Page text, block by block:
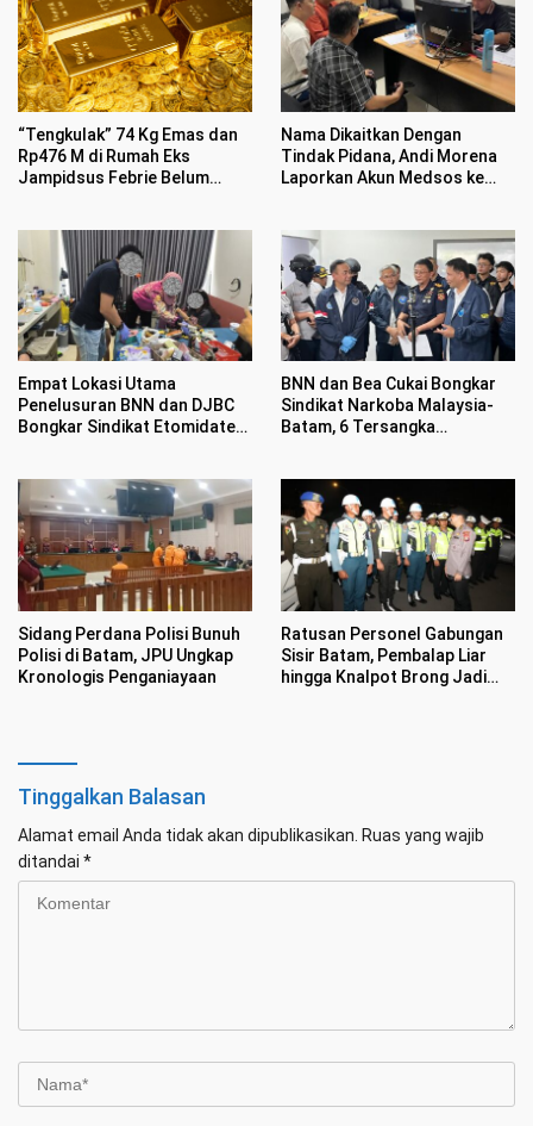
“Tengkulak” 74 Kg Emas dan
Rp476 M di Rumah Eks
Jampidsus Febrie Belum
Nama Dikaitkan Dengan
Tindak Pidana, Andi Morena
Laporkan Akun Medsos ke
Empat Lokasi Utama
Penelusuran BNN dan DJBC
Bongkar Sindikat Etomidate
BNN dan Bea Cukai Bongkar
Sindikat Narkoba Malaysia-
Batam, 6 Tersangka
Sidang Perdana Polisi Bunuh
Polisi di Batam, JPU Ungkap
Kronologis Penganiayaan
Ratusan Personel Gabungan
Sisir Batam, Pembalap Liar
hingga Knalpot Brong Jadi
Tinggalkan Balasan
Alamat email Anda tidak akan dipublikasikan. Ruas yang wajib
ditandai *